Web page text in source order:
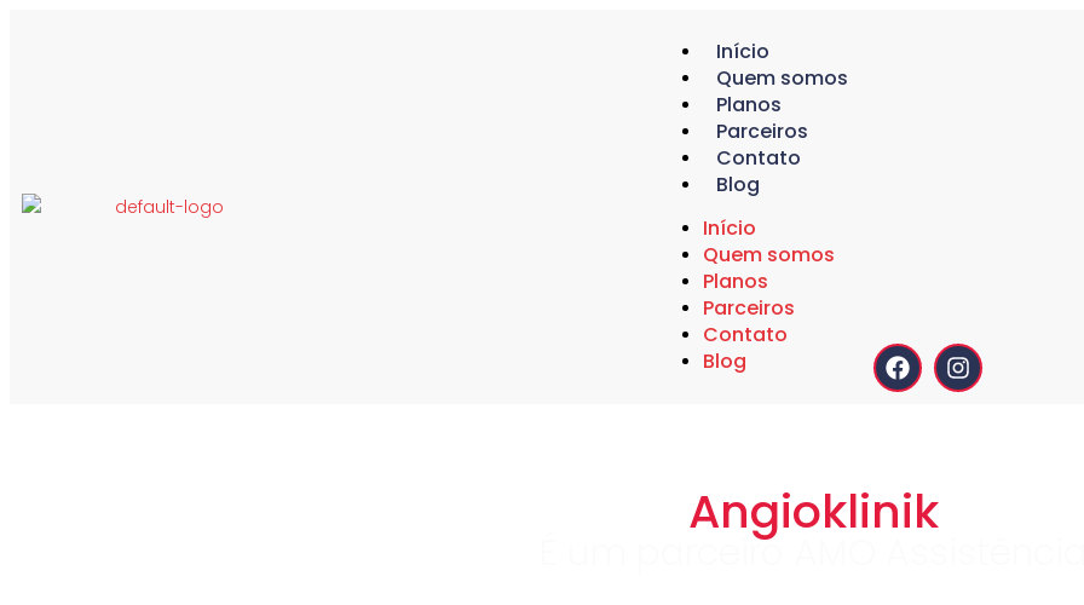
Início
Quem somos
Planos
Parceiros
Contato
Blog
Início
Quem somos
Planos
Parceiros
Contato
Blog
Angioklinik
É um parceiro AMO